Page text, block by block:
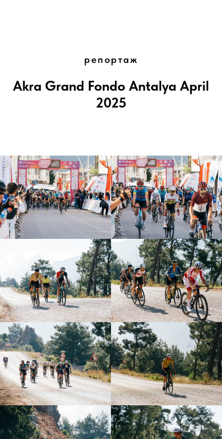
репортаж
Akra Grand Fondo Antalya April
2025